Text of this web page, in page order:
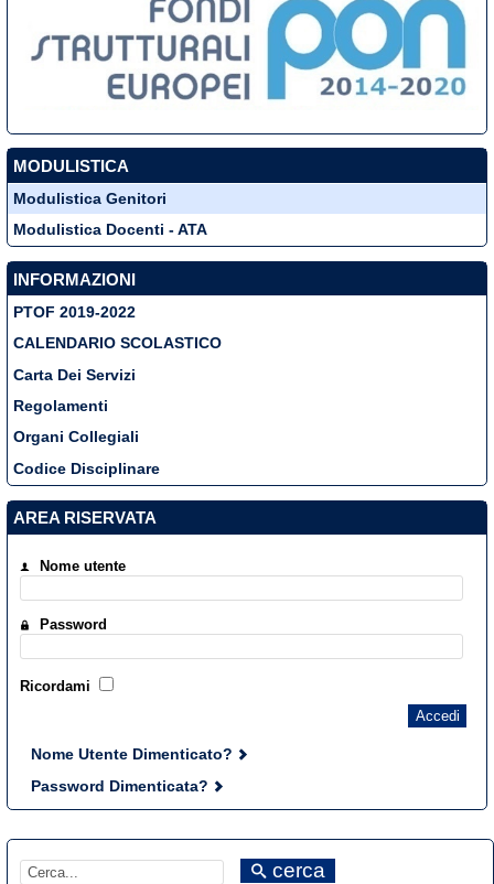
MODULISTICA
Modulistica Genitori
Modulistica Docenti - ATA
INFORMAZIONI
PTOF 2019-2022
CALENDARIO SCOLASTICO
Carta Dei Servizi
Regolamenti
Organi Collegiali
Codice Disciplinare
AREA RISERVATA
Nome utente
Password
Ricordami
Accedi
Nome Utente Dimenticato?
Password Dimenticata?
cerca